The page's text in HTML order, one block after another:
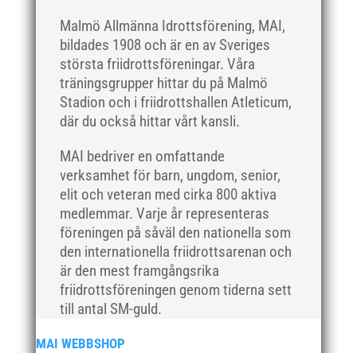
Malmö Allmänna Idrottsförening, MAI,
bildades 1908 och är en av Sveriges
största friidrottsföreningar. Våra
träningsgrupper hittar du på Malmö
Stadion och i friidrottshallen Atleticum,
där du också hittar vårt kansli.
MAI bedriver en omfattande
verksamhet för barn, ungdom, senior,
elit och veteran med cirka 800 aktiva
medlemmar. Varje år representeras
föreningen på såväl den nationella som
den internationella friidrottsarenan och
är den mest framgångsrika
friidrottsföreningen genom tiderna sett
till antal SM-guld.
MAI WEBBSHOP
januari 2020
november 2019
oktober 2019
september 2019
augusti 2019
juli 2019
juni 2019
maj 2019
april 2019
mars 2019
februari 2019
januari 2019
november 2018